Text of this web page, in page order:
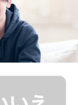
ー
た